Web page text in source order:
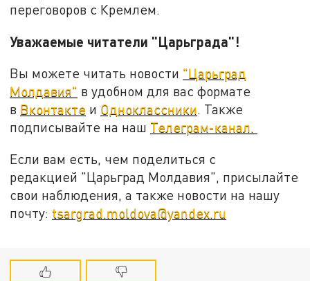
переговоров с Кремлем.
Уважаемые читатели "Царьграда"!
Вы можете читать новости "Царьград
Молдавия" в удобном для вас формате
в Вконтакте и Одноклассники. Также
подписывайте на наш Телеграм-канал.
Если вам есть, чем поделиться с
редакцией "Царьград Молдавия", присылайте
свои наблюдения, а также новости на нашу
почту: tsargrad.moldova@yandex.ru